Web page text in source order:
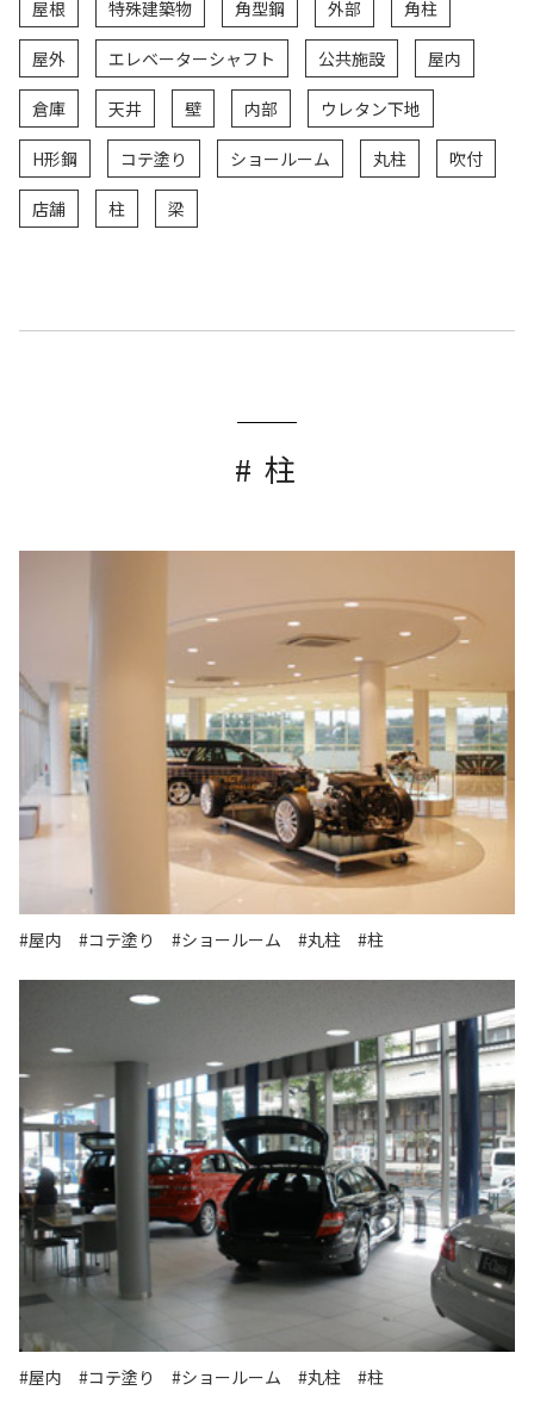
屋根 特殊建築物 角型鋼 外部 角柱
屋外 エレベーターシャフト 公共施設 屋内
倉庫 天井 壁 内部 ウレタン下地
H形鋼 コテ塗り ショールーム 丸柱 吹付
店舗 柱 梁
# 柱
#屋内 #コテ塗り #ショールーム #丸柱 #柱
#屋内 #コテ塗り #ショールーム #丸柱 #柱